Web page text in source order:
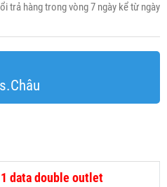
trả hàng trong vòng 7 ngày kể từ ngày
data double outlet